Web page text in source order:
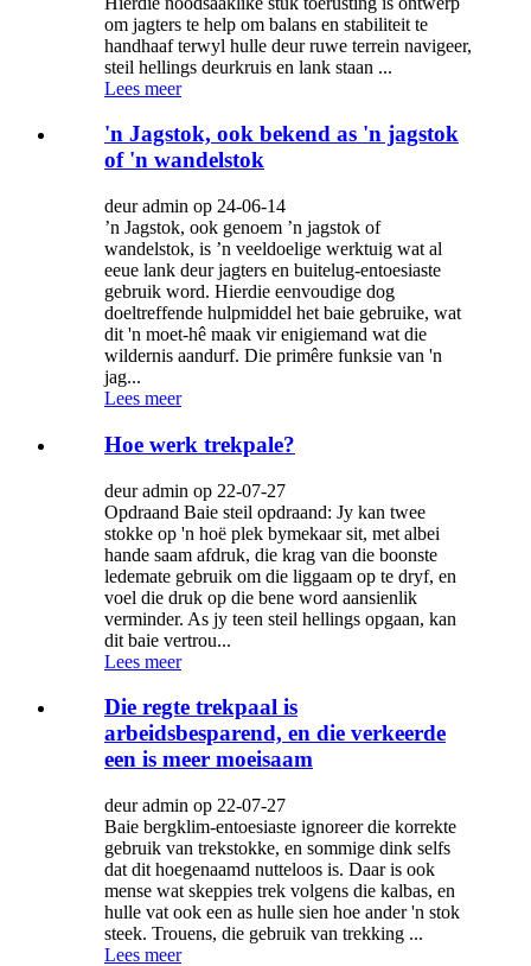
om jagters te help om balans en stabiliteit te
handhaaf terwyl hulle deur ruwe terrein navigeer,
steil hellings deurkruis en lank staan ​​...
Lees meer
'n Jagstok, ook bekend as 'n jagstok
of 'n wandelstok
deur admin op 24-06-14
’n Jagstok, ook genoem ’n jagstok of
wandelstok, is ’n veeldoelige werktuig wat al
eeue lank deur jagters en buitelug-entoesiaste
gebruik word. Hierdie eenvoudige dog
doeltreffende hulpmiddel het baie gebruike, wat
dit 'n moet-hê maak vir enigiemand wat die
wildernis aandurf. Die primêre funksie van 'n
jag...
Lees meer
Hoe werk trekpale?
deur admin op 22-07-27
Opdraand Baie steil opdraand: Jy kan twee
stokke op 'n hoë plek bymekaar sit, met albei
hande saam afdruk, die krag van die boonste
ledemate gebruik om die liggaam op te dryf, en
voel die druk op die bene word aansienlik
verminder. As jy teen steil hellings opgaan, kan
dit baie vertrou...
Lees meer
Die regte trekpaal is
arbeidsbesparend, en die verkeerde
een is meer moeisaam
deur admin op 22-07-27
Baie bergklim-entoesiaste ignoreer die korrekte
gebruik van trekstokke, en sommige dink selfs
dat dit hoegenaamd nutteloos is. Daar is ook
mense wat skeppies trek volgens die kalbas, en
hulle vat ook een as hulle sien hoe ander 'n stok
steek. Trouens, die gebruik van trekking ...
Lees meer